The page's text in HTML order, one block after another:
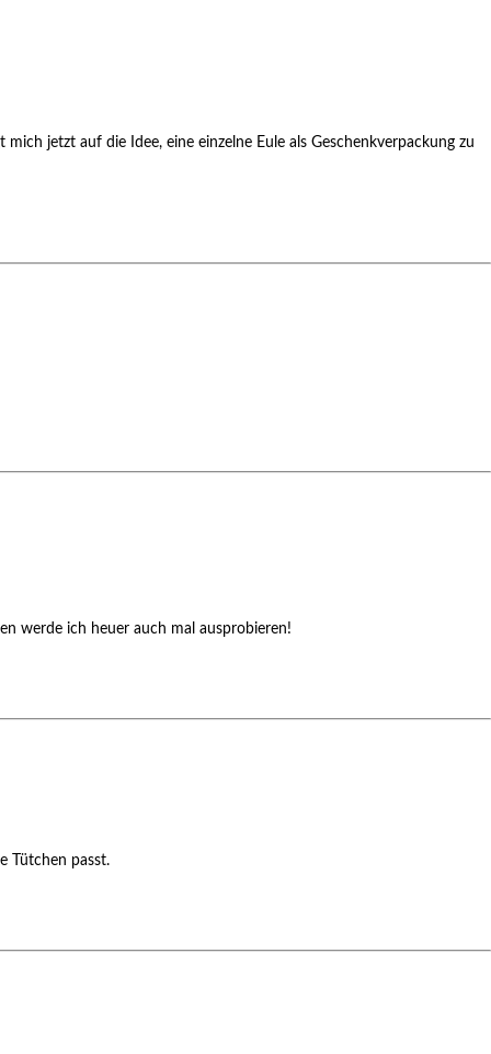
jetzt auf die Idee, eine einzelne Eule als Geschenkverpackung zu
werde ich heuer auch mal ausprobieren!
Tütchen passt.